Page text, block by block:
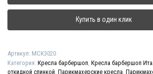
кресло
"TATU"
Купить в один клик
Артикул: МСК3020
Категория: Кресла барбершоп Кресла барбершоп
откидной спинкой Парикмахерские кресла